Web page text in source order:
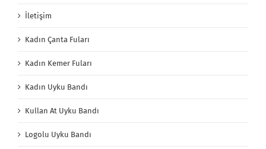
İletişim
Kadın Çanta Fuları
Kadın Kemer Fuları
Kadın Uyku Bandı
Kullan At Uyku Bandı
Logolu Uyku Bandı